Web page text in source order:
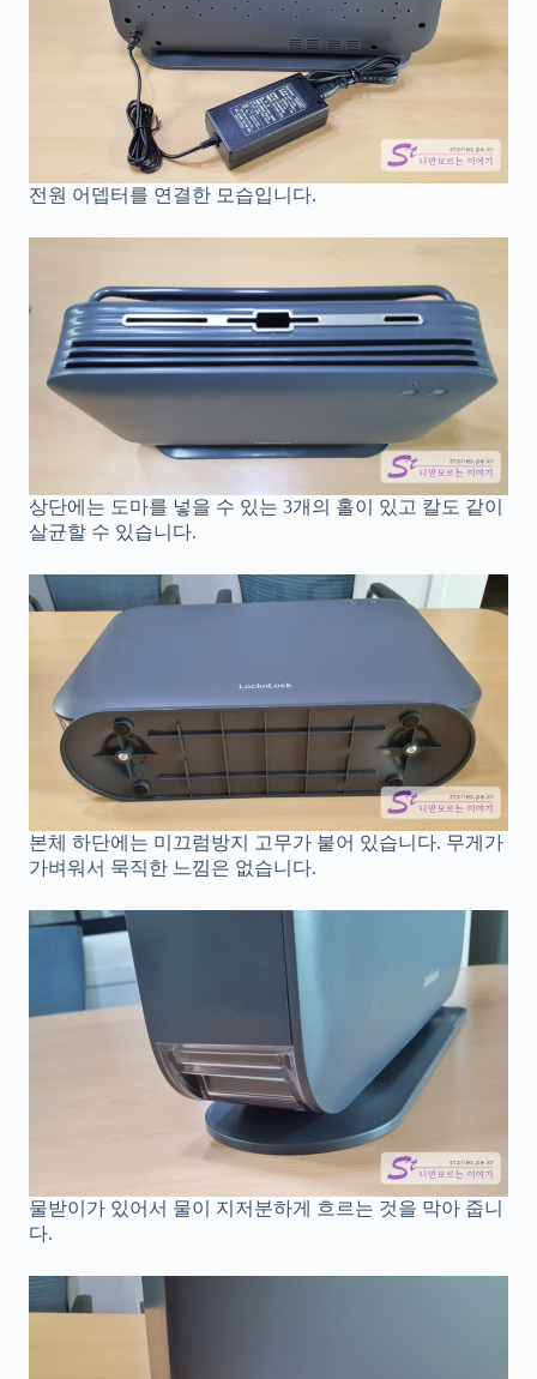
전원 어뎁터를 연결한 모습입니다.
상단에는 도마를 넣을 수 있는 3개의 홀이 있고 칼도 같이
살균할 수 있습니다.
본체 하단에는 미끄럼방지 고무가 붙어 있습니다. 무게가
가벼워서 묵직한 느낌은 없습니다.
물받이가 있어서 물이 지저분하게 흐르는 것을 막아 줍니
다.